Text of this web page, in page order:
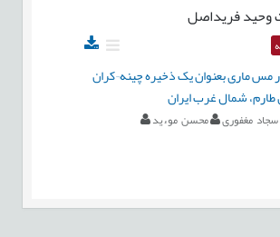
وحید فریداصل
مس ماری بعنوان یک ذخیره چینه¬کران
طارم، شمال غرب ایران
مغفوری
محسن موءید